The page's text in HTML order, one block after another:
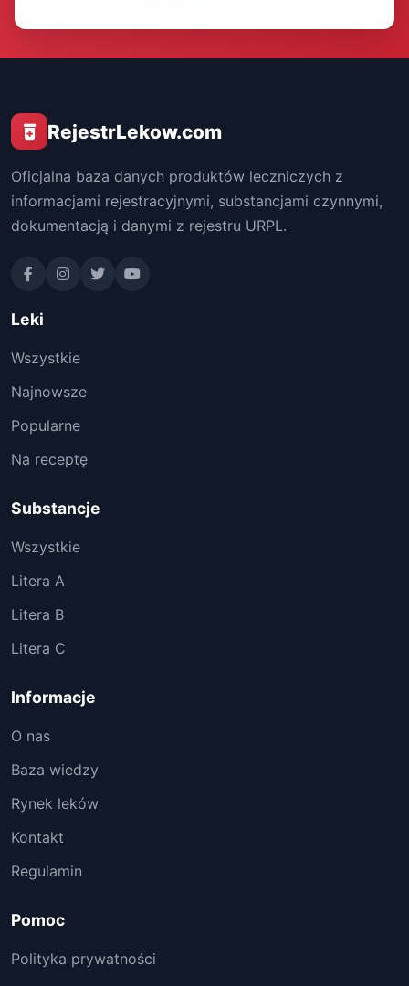
RejestrLekow.com
Oficjalna baza danych produktów leczniczych z
informacjami rejestracyjnymi, substancjami czynnymi,
dokumentacją i danymi z rejestru URPL.
Leki
Wszystkie
Najnowsze
Popularne
Na receptę
Substancje
Wszystkie
Litera A
Litera B
Litera C
Informacje
O nas
Baza wiedzy
Rynek leków
Kontakt
Regulamin
Pomoc
Polityka prywatności